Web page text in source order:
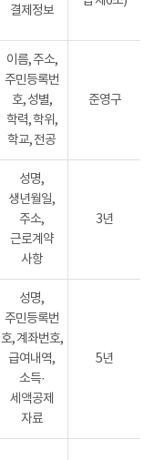
결제정보
이름, 주소,
주민등록번
호, 성별,
학력, 학위,
학교, 전공
준영구
성명,
생년월일,
주소,
근로계약
사항
3년
성명,
주민등록번
호, 계좌번호,
급여내역,
소득·
세액공제
자료
5년